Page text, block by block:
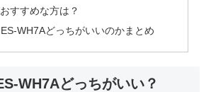
すすめな方は？
WH7Aどっちがいいのかまとめ
WH7Aどっちがいい？